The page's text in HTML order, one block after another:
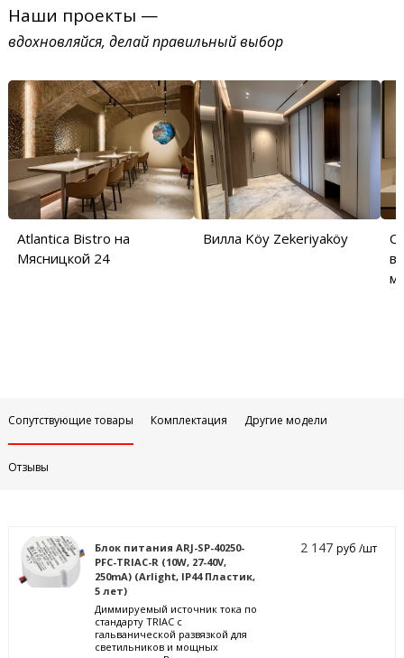
Наши проекты —
вдохновляйся, делай правильный выбор
Atlantica Bistro на
Мясницкой 24
Вилла Köy Zekeriyaköy
Сопутствующие товары Комплектация Другие модели
Отзывы
Блок питания ARJ-SP-40250-
PFC-TRIAC-R (10W, 27-40V,
250mA) (Arlight, IP44 Пластик,
5 лет)
Диммируемый источник тока по
стандарту TRIAC с
гальванической развязкой для
светильников и мощных
2 147руб /шт